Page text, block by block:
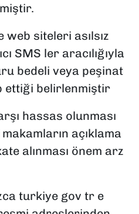
web siteleri asılsız
SMS ler aracılığıyla
bedeli veya peşinat
ettiği belirlenmiştir
hassas olunması
açıklama
alınması önem arz
turkiye gov tr e